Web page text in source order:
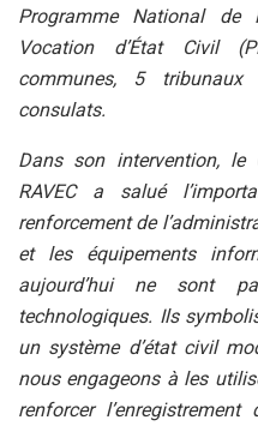
Programme National de
Vocation d’État Civil
communes, 5
consulats.
Dans son intervention, le
RAVEC a salué
renforcement de
et les équipements
aujourd’hui ne sont
technologiques. Ils
un système d’état civil
nous engageons à les
renforcer